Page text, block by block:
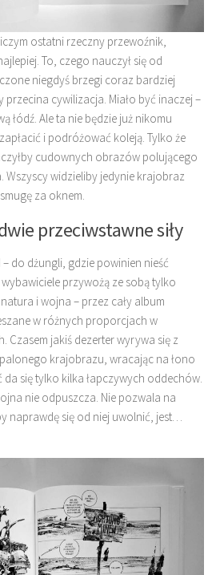
ostatni rzeczny przewoźnik,
To, czego nauczył się od
niegdyś brzegi coraz bardziej
przecina cywilizacja. Miało być inaczej –
łódź. Ale ta nie będzie już nikomu
i podróżować koleją. Tylko że
cudownych obrazów polującego
widzieliby jedynie krajobraz
za oknem.
przeciwstawne siły
do dżungli, gdzie powinien nieść
przywożą ze sobą tylko
i wojna – przez cały album
w różnych proporcjach w
Czasem jakiś dezerter wyrywa się z
krajobrazu, wracając na łono
da się tylko kilka łapczywych oddechów.
nie odpuszcza. Nie pozwala na
naprawdę się od niej uwolnić, jest…